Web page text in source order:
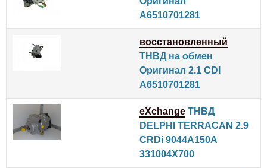
A6510701281
восстановленный
ТНВД на обмен
Оригинал 2.1 CDI
A6510701281
eXchange ТНВД
DELPHI TERRACAN 2.9
CRDi 9044A150A
331004X700